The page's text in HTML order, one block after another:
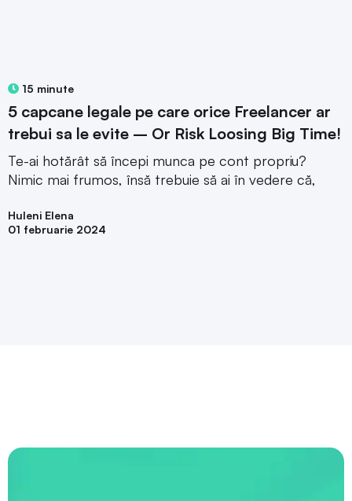
15 minute
5 capcane legale pe care orice Freelancer ar
trebui sa le evite – Or Risk Loosing Big Time!
Te-ai hotărât să începi munca pe cont propriu?
Nimic mai frumos, însă trebuie să ai în vedere că,
Huleni Elena
01 februarie 2024